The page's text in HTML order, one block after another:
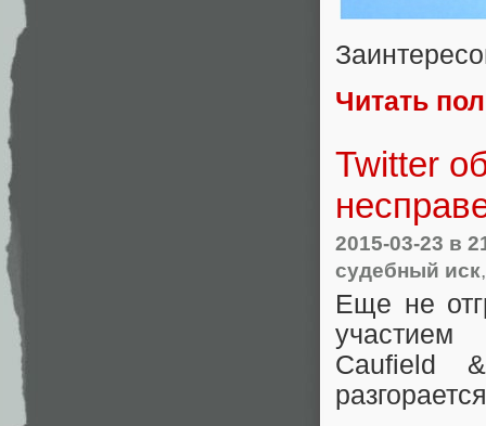
Читать
Twitter
2015-03-23 в
судебный иск
Еще не
участием
Caufield